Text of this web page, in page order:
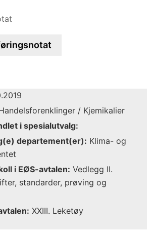
/ Kjemikalier
i spesialutvalg:
departement(er): Klima- og
i EØS-avtalen: Vedlegg II.
standarder, prøving og
XXIII. Leketøy